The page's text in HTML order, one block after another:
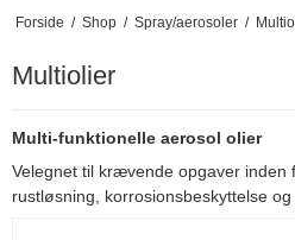
Forside / Shop / Spray/aerosoler /
Multiolier
Multi-funktionelle aerosol olier
Velegnet til krævende opgaver inden
rustløsning, korrosionsbeskyttelse og